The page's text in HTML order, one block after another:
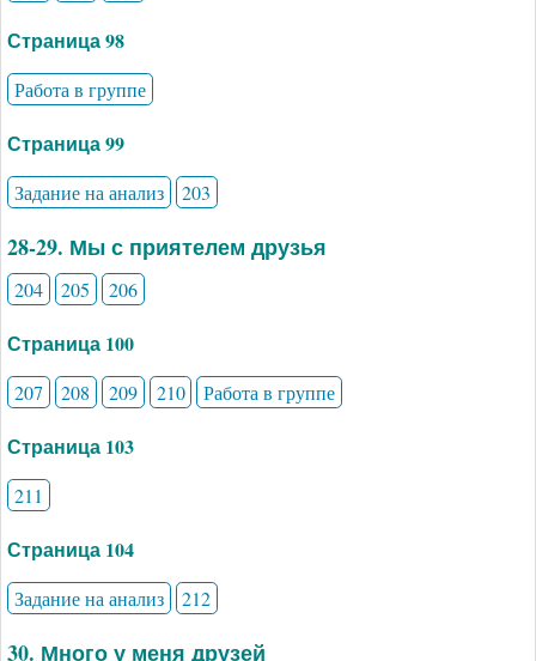
Страница 98
Работа в группе
Страница 99
Задание на анализ 203
28-29. Мы с приятелем друзья
204 205 206
Страница 100
207 208 209 210 Работа в группе
Страница 103
211
Страница 104
Задание на анализ 212
30. Много у меня друзей